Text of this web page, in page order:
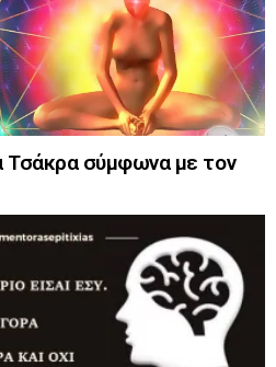
Τσάκρα σύμφωνα με τον